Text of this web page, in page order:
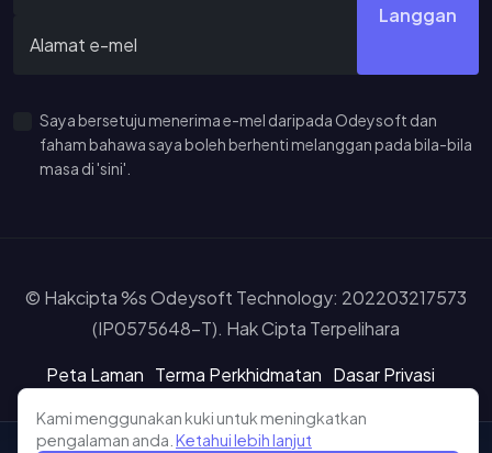
Kami menggunakan kuki untuk meningkatkan
pengalaman anda. Learn more about our cookie policy
Ketahui lebih lanjut
Langgan
Saya bersetuju menerima e-mel daripada Odeysoft dan
faham bahawa saya boleh berhenti melanggan pada bila-bila
masa di 'sini'.
© Hakcipta %s Odeysoft Technology: 202203217573
(IP0575648-T). Hak Cipta Terpelihara
Peta Laman Terma Perkhidmatan Dasar Privasi